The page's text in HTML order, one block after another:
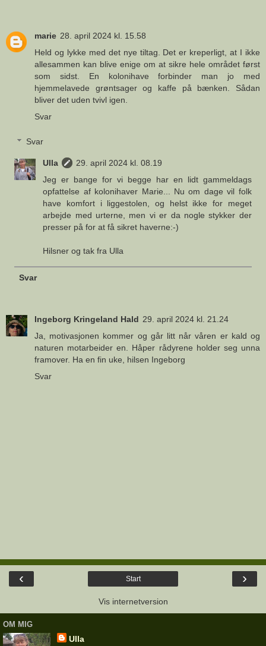
marie 28. april 2024 kl. 15.58
Held og lykke med det nye tiltag. Det er kreperligt, at I ikke
allesammen kan blive enige om at sikre hele området først
som sidst. En kolonihave forbinder man jo med
hjemmelavede grøntsager og kaffe på bænken. Sådan
bliver det uden tvivl igen.
Svar
Svar
Ulla
29. april 2024 kl. 08.19
Jeg er bange for vi begge har en lidt gammeldags
opfattelse af kolonihaver Marie... Nu om dage vil folk
have komfort i liggestolen, og helst ikke for meget
arbejde med urterne, men vi er da nogle stykker der
presser på for at få sikret haverne:-)
Hilsner og tak fra Ulla
Svar
Ingeborg Kringeland Hald 29. april 2024 kl. 21.24
Ja, motivasjonen kommer og går litt når våren er kald og
naturen motarbeider en. Håper rådyrene holder seg unna
framover. Ha en fin uke, hilsen Ingeborg
Svar
‹ ›
Start
Vis internetversion
OM MIG
Ulla